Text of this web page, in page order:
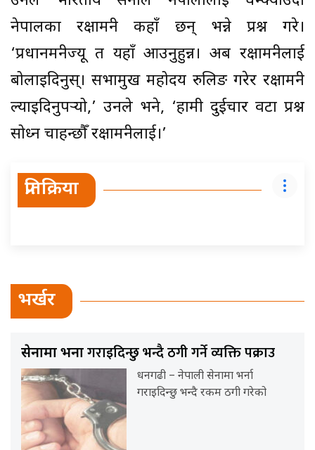
नेपालका रक्षामन्त्री कहाँ छन् भन्ने प्रश्न गरे।
‘प्रधानमन्त्रीज्यू त यहाँ आउनुहुन्न। अब रक्षामन्त्रीलाई
बोलाइदिनुस्। सभामुख महोदय रुलिङ गरेर रक्षामन्त्री
ल्याइदिनुपर्‍यो,’ उनले भने, ‘हामी दुईचार वटा प्रश्न
सोध्न चाहन्छौँ रक्षामन्त्रीलाई।’
प्रतिक्रिया
भर्खर
सेनामा भर्नागराइदिन्छु भन्दै ठगी गर्ने व्यक्ति पक्राउ
धनगढी – नेपाली सेनामा भर्ना
गराइदिन्छु भन्दै रकम ठगी गरेको